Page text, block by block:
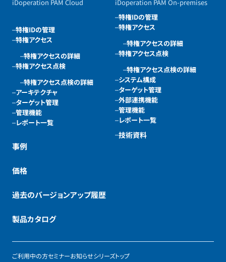
iDoperation PAM Cloud
特権IDの管理
特権アクセス
特権アクセスの詳細
特権アクセス点検
特権アクセス点検の詳細
アーキテクチャ
ターゲット管理
管理機能
レポート一覧
iDoperation PAM On-premises
特権IDの管理
特権アクセス
特権アクセスの詳細
特権アクセス点検
特権アクセス点検の詳細
システム構成
ターゲット管理
外部連携機能
管理機能
レポート一覧
技術資料
事例
価格
過去のバージョンアップ履歴
製品カタログ
ご利用中の方セミナーお知らせシリーズトップ